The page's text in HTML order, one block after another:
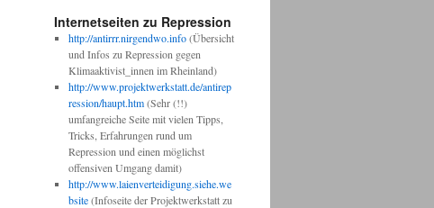
Internetseiten zu Repression
http://antirrr.nirgendwo.info(Übersicht
und Infos zu Repression gegen
Klimaaktivist_innen im Rheinland)
http://www.projektwerkstatt.de/antirep
ression/haupt.htm(Sehr (!!)
umfangreiche Seite mit vielen Tipps,
Tricks, Erfahrungen rund um
Repression und einen möglichst
offensiven Umgang damit)
http://www.laienverteidigung.siehe.we
bsite(Infoseite der Projektwerkstatt zu